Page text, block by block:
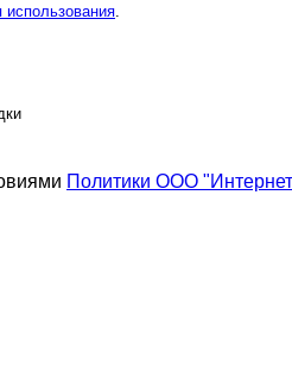
использования
Политики ООО